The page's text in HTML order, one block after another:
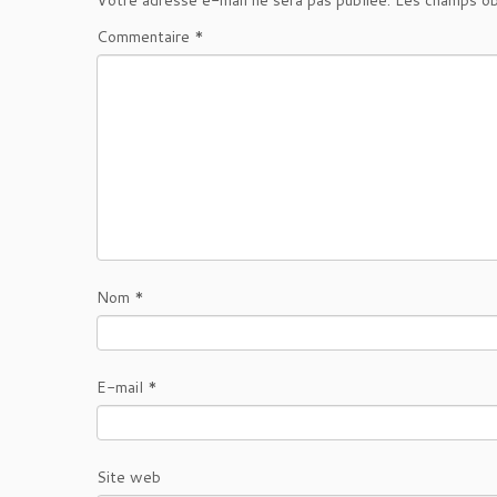
Commentaire *
Nom *
E-mail *
Site web